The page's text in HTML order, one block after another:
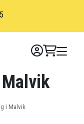
i Malvik